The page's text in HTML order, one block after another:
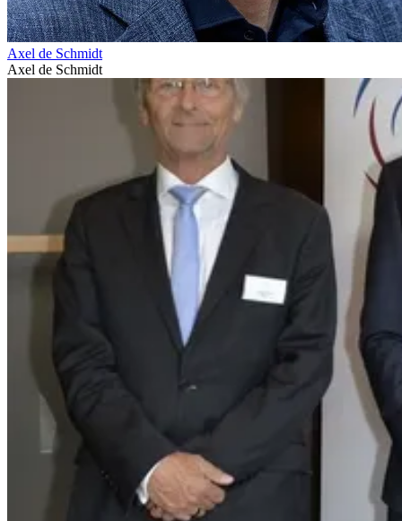
Axel de Schmidt
Axel de Schmidt